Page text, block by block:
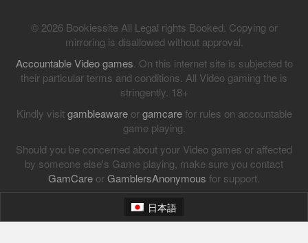
© 2026 Bookiessite All Legal rights Booked. Copying or
mirroring is disallowed without approval.
Accountable Video games . On this internet site is subjected to
their particular terms and conditions. All Video gaming the is
stringently. 18+
Kindly visitgambleawareorgamcarefor rules on accountable
game playing.
Should you be concerned about your Video games or affected
by someone else's Game playing, make sure you contact
GamCare orGamblersAnonymous for support.
日本語